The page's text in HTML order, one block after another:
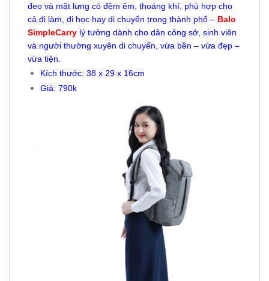
đeo và mặt lưng có đệm êm, thoáng khí, phù hợp cho
cả đi làm, đi học hay di chuyển trong thành phố – Balo
SimpleCarry lý tưởng dành cho dân công sở, sinh viên
và người thường xuyên di chuyển, vừa bền – vừa đẹp –
vừa tiện.
Kích thước: 38 x 29 x 16cm
Giá: 790k